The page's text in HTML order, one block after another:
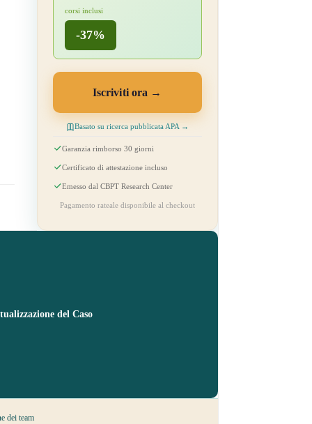
corsi inclusi
-37%
Iscriviti ora
Basato su ricerca pubblicata APA →
Garanzia rimborso 30 giorni
Certificato di attestazione incluso
Emesso dal CBPT Research Center
Pagamento rateale disponibile al checkout
del Caso
dei team